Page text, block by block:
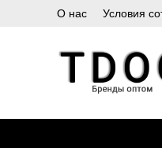
О нас Условия